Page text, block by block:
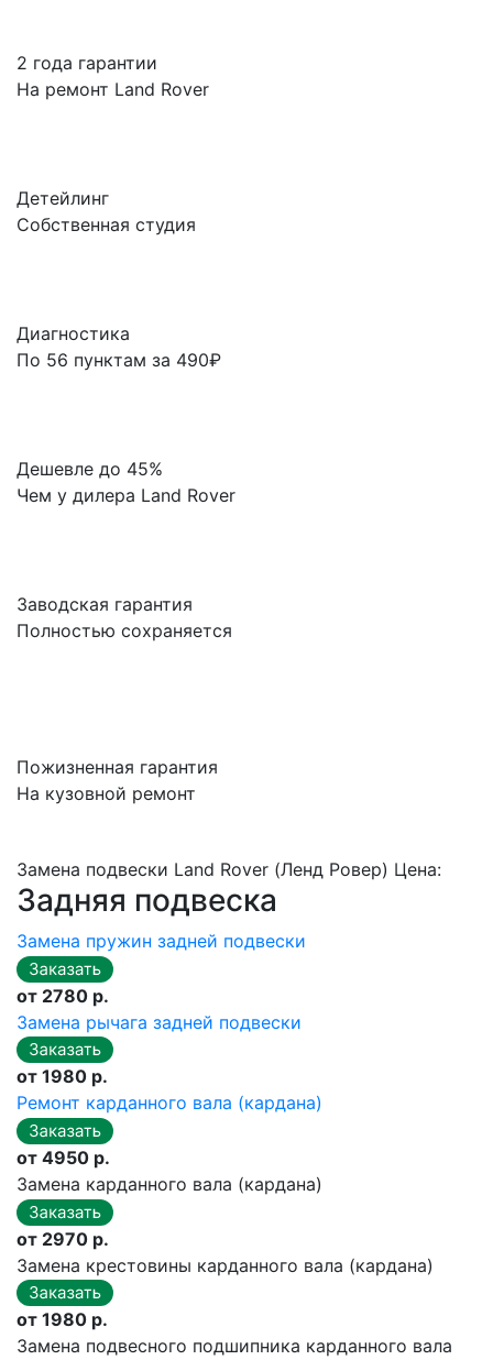
2 года гарантии
На ремонт Land Rover
Детейлинг
Собственная студия
Диагностика
По 56 пунктам за 490₽
Дешевле до 45%
Чем у дилера Land Rover
Заводская гарантия
Полностью сохраняется
Пожизненная гарантия
На кузовной ремонт
Замена подвески Land Rover (Ленд Ровер) Цена:
Задняя подвеска
Замена пружин задней подвески
от 2780 р.
Замена рычага задней подвески
от 1980 р.
Ремонт карданного вала (кардана)
от 4950 р.
Замена карданного вала (кардана)
от 2970 р.
Замена крестовины карданного вала (кардана)
от 1980 р.
Замена подвесного подшипника карданного вала